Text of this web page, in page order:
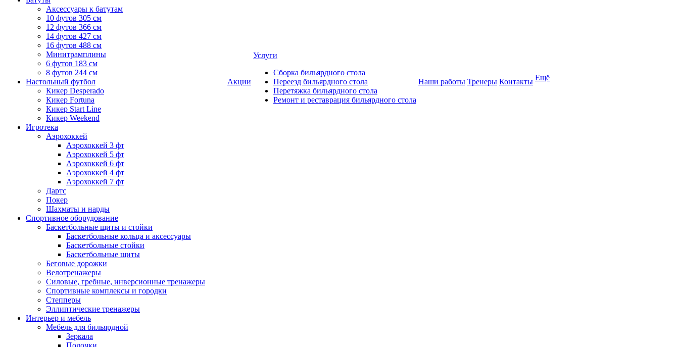
Аксессуары к батутам
10 футов 305 см
12 футов 366 см
14 футов 427 см
16 футов 488 см
Минитрамплины
6 футов 183 см
8 футов 244 см
Настольный футбол
Кикер Desperado
Кикер Fortuna
Кикер Start Line
Кикер Weekend
Игротека
Аэрохоккей
Аэрохоккей 3 фт
Аэрохоккей 5 фт
Аэрохоккей 6 фт
Аэрохоккей 4 фт
Аэрохоккей 7 фт
Дартс
Покер
Шахматы и нарды
Спортивное оборудование
Баскетбольные щиты и стойки
Баскетбольные кольца и аксессуары
Баскетбольные стойки
Баскетбольные щиты
Беговые дорожки
Велотренажеры
Силовые, гребные, инверсионные тренажеры
Спортивные комплексы и городки
Степперы
Эллиптические тренажеры
Интерьер и мебель
Мебель для бильярдной
Зеркала
Полочки
Акции
Услуги
Сборка бильярдного стола
Переезд бильярдного стола
Перетяжка бильярдного стола
Ремонт и реставрация бильярдного стола
Наши работы Тренеры Контакты Ещё